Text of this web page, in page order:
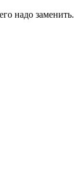
надо заменить.